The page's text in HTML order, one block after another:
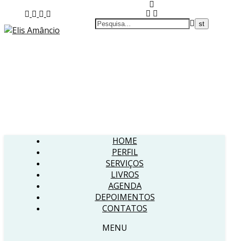
HOME
PERFIL
SERVIÇOS
LIVROS
AGENDA
DEPOIMENTOS
CONTATOS
MENU